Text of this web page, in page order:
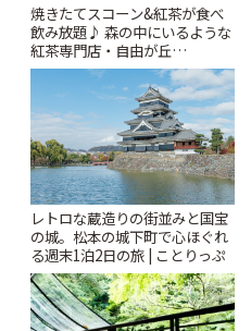
焼きたてスコーン&紅茶が食べ
飲み放題♪ 森の中にいるような
紅茶専門店・自由が丘
「YOTSUBA TEA」でのんびり
時間 | ことりっぷ
レトロな蔵造りの街並みと国宝
の城。松本の城下町で心ほぐれ
る週末1泊2日の旅 | ことりっぷ